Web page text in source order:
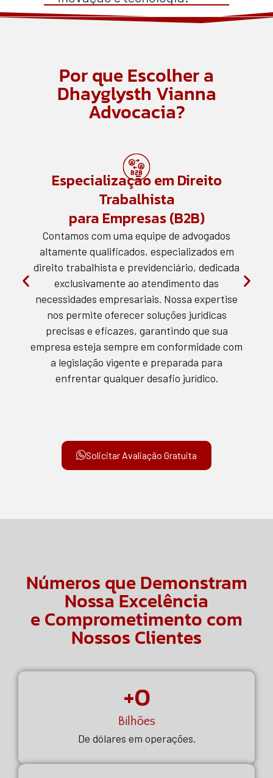
Por que Escolher a
Dhayglysth Vianna
Advocacia?
Especialização em Direito
Trabalhista
para Empresas (B2B)
Contamos com uma equipe de advogados
altamente qualificados, especializados em
direito trabalhista e previdenciário, dedicada
exclusivamente ao atendimento das
necessidades empresariais. Nossa expertise
nos permite oferecer soluções jurídicas
precisas e eficazes, garantindo que sua
empresa esteja sempre em conformidade com
a legislação vigente e preparada para
enfrentar qualquer desafio jurídico.
Solicitar Avaliação Gratuita
Números que Demonstram
Nossa Excelência
e Comprometimento com
Nossos Clientes
Bilhões
+0
De dólares em operações.